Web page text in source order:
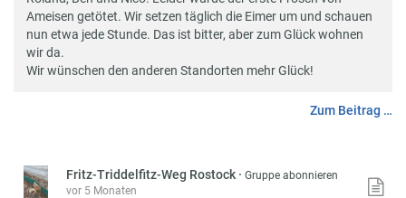
Ameisen getötet. Wir setzen täglich die Eimer um und schauen
nun etwa jede Stunde. Das ist bitter, aber zum Glück wohnen
wir da.
Wir wünschen den anderen Standorten mehr Glück!
Zum Beitrag …
Fritz-Triddelfitz-Weg Rostock ·Gruppe abonnieren
vor 5 Monaten